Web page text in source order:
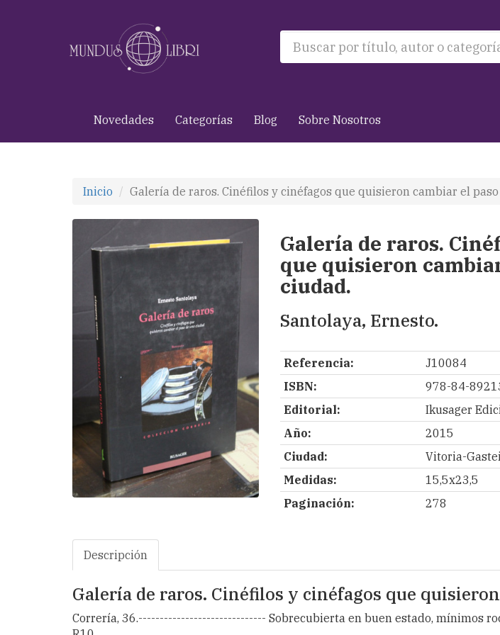
Novedades Categorías Blog Sobre Nosotros
Inicio Galería de raros. Cinéfilos y cinéfagos que quisieron cambiar el
Galería de raros.
que quisieron
ciudad.
Santolaya, Ernesto.
Referencia:
J10084
ISBN:
978-84-
Editorial:
Ikusager
Año:
2015
Ciudad:
Vitoria-
Medidas:
15,5x23,5
Paginación:
278
Descripción
Galería de raros. Cinéfilos y cinéfagos que
Correría, 36.------------------------------ Sobrecubierta en buen estado, mínimos